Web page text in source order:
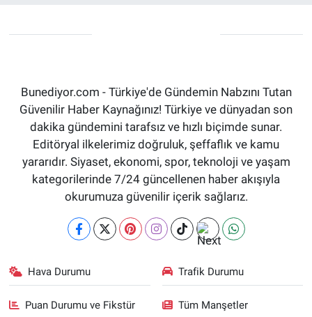
Bunediyor.com - Türkiye'de Gündemin Nabzını Tutan
Güvenilir Haber Kaynağınız! Türkiye ve dünyadan son
dakika gündemini tarafsız ve hızlı biçimde sunar.
Editöryal ilkelerimiz doğruluk, şeffaflık ve kamu
yararıdır. Siyaset, ekonomi, spor, teknoloji ve yaşam
kategorilerinde 7/24 güncellenen haber akışıyla
okurumuza güvenilir içerik sağlarız.
Hava Durumu Trafik Durumu
Puan Durumu ve Fikstür Tüm Manşetler